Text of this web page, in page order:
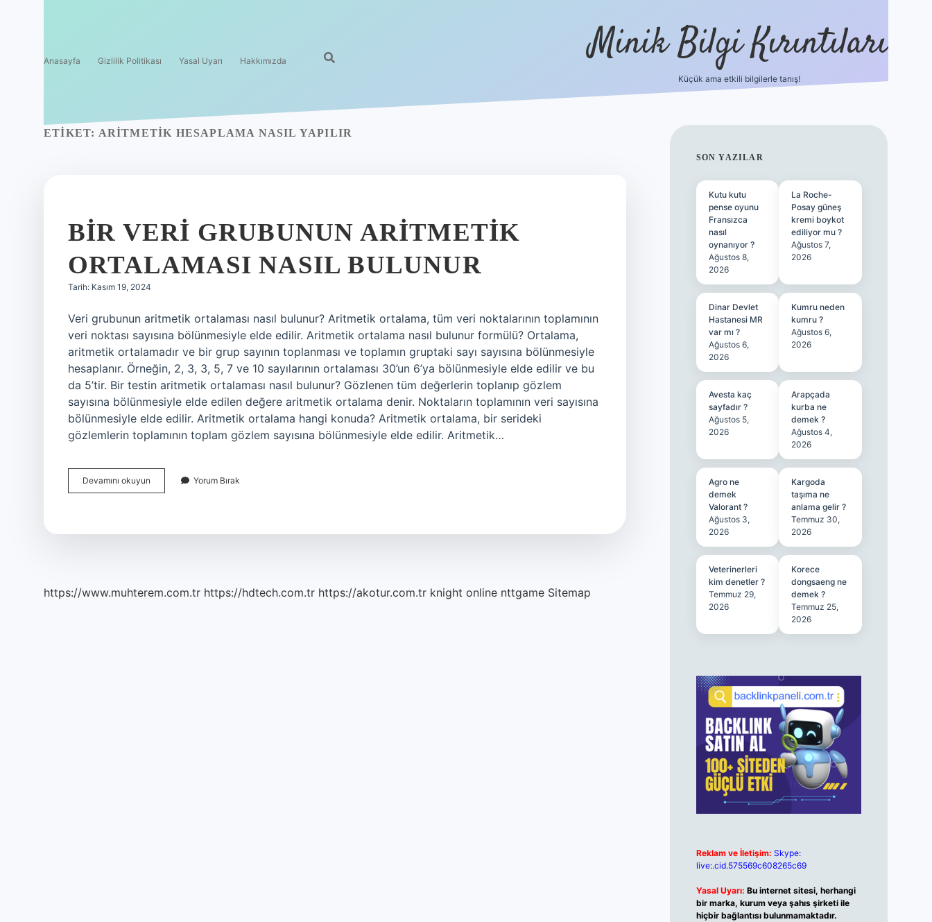
Anasayfa Gizlilik Politikası Yasal Uyarı Hakkımızda Minik Bilgi Kırıntıları
Küçük ama etkili bilgilerle tanış!
ETIKET: ARITMETIK HESAPLAMA NASIL YAPILIR
BIR VERI GRUBUNUN ARITMETIK
ORTALAMASI NASIL BULUNUR
Tarih: Kasım 19, 2024
Veri grubunun aritmetik ortalaması nasıl bulunur? Aritmetik ortalama, tüm veri noktalarının toplamının
veri noktası sayısına bölünmesiyle elde edilir. Aritmetik ortalama nasıl bulunur formülü? Ortalama,
aritmetik ortalamadır ve bir grup sayının toplanması ve toplamın gruptaki sayı sayısına bölünmesiyle
hesaplanır. Örneğin, 2, 3, 3, 5, 7 ve 10 sayılarının ortalaması 30’un 6’ya bölünmesiyle elde edilir ve bu
da 5’tir. Bir testin aritmetik ortalaması nasıl bulunur? Gözlenen tüm değerlerin toplanıp gözlem
sayısına bölünmesiyle elde edilen değere aritmetik ortalama denir. Noktaların toplamının veri sayısına
bölünmesiyle elde edilir. Aritmetik ortalama hangi konuda? Aritmetik ortalama, bir serideki
gözlemlerin toplamının toplam gözlem sayısına bölünmesiyle elde edilir. Aritmetik…
Devamını okuyun
Veri
Yorum Bırak
https://www.muhterem.com.tr https://hdtech.com.tr https://akotur.com.tr knight online nttgame Sitemap
SIDEBAR
SON YAZILAR
Kutu kutu
pense oyunu
Fransızca
nasıl
oynanıyor ?
Ağustos 8,
2026
La Roche-
Posay güneş
kremi boykot
ediliyor mu ?
Ağustos 7,
2026
Dinar Devlet
Hastanesi MR
var mı ?
Ağustos 6,
2026
Kumru neden
kumru ?
Ağustos 6,
2026
Avesta kaç
sayfadır ?
Ağustos 5,
2026
Arapçada
kurba ne
demek ?
Ağustos 4,
2026
Agro ne
demek
Valorant ?
Ağustos 3,
2026
Kargoda
taşıma ne
anlama gelir ?
Temmuz 30,
2026
Veterinerleri
kim denetler ?
Temmuz 29,
2026
Korece
dongsaeng ne
demek ?
Temmuz 25,
2026
Reklam ve İletişim: Skype:
live:.cid.575569c608265c69
Yasal Uyarı: Bu internet sitesi, herhangi
bir marka, kurum veya şahıs şirketi ile
hiçbir bağlantısı bulunmamaktadır.
ilbet